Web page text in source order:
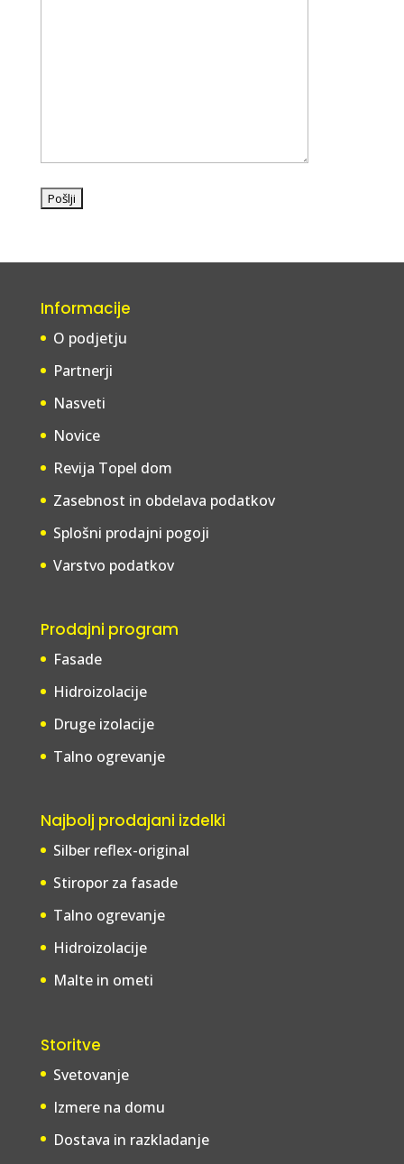
Informacije
O podjetju
Partnerji
Nasveti
Novice
Revija Topel dom
Zasebnost in obdelava podatkov
Splošni prodajni pogoji
Varstvo podatkov
Prodajni program
Fasade
Hidroizolacije
Druge izolacije
Talno ogrevanje
Najbolj prodajani izdelki
Silber reflex-original
Stiropor za fasade
Talno ogrevanje
Hidroizolacije
Malte in ometi
Storitve
Svetovanje
Izmere na domu
Dostava in razkladanje